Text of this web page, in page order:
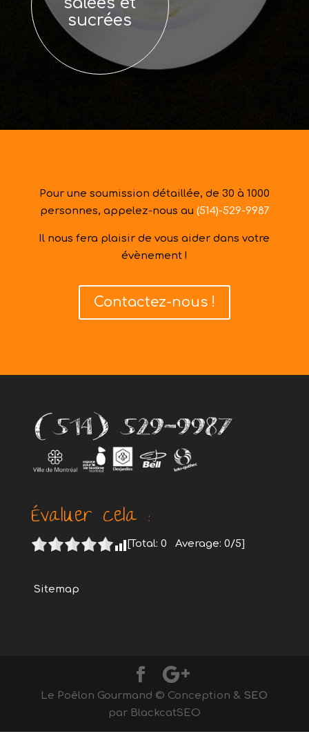
sucrées
Pour une soumission détaillée, de 30 à 1000
personnes, appelez-nous au (514)-529-9987
Il nous fera plaisir de vous aider dans votre
évènement !
Contactez-nous !
Évaluer cela :
[Total: 0 Average: 0/5]
Sitemap
Le Poêlon Gourmand © Conception & SEO
par BlackcatSEO